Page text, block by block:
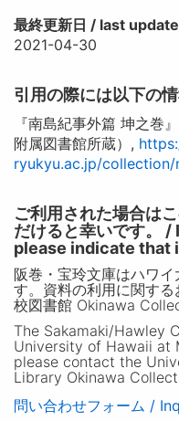
最終更新日 / last
2021-04-30
引用の際には以下の
『南島紀事外篇 坤之巻
附属図書館所蔵）,
ryukyu.ac.jp/collection/
ご利用された場合は
だけると幸いです。
please indicate that
阪巻・宝玲文庫はハワ
す。資料の利用に関す
校図書館 Okinawa
The Sakamaki/Hawley
University of Hawaii at
please contact the
Library Okinawa
問い合わせフォーム /